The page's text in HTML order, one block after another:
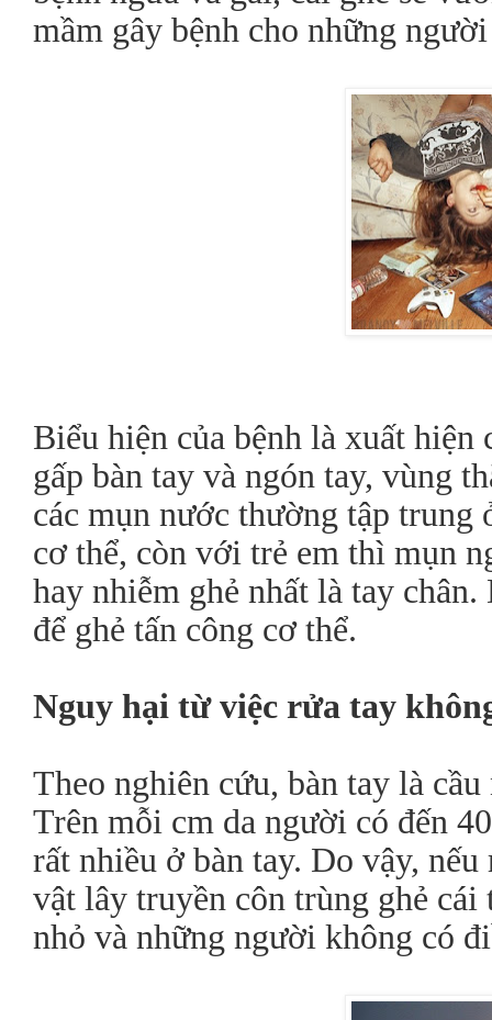
mầm gây bệnh cho những
Biểu hiện của bệnh là xuất hiện
gấp bàn tay và ngón tay, vùng
các mụn nước thường tập trung
cơ thể, còn với trẻ em thì mụn
hay nhiễm ghẻ nhất là tay
để ghẻ tấn công cơ thể.
Nguy hại từ việc rửa tay
Theo nghiên cứu, bàn tay là
Trên mỗi cm da người có đến
rất nhiều ở bàn tay. Do vậy,
vật lây truyền côn trùng ghẻ
nhỏ và những người không có